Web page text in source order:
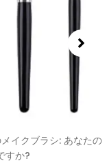
イクブラシ: あなたの
すか?